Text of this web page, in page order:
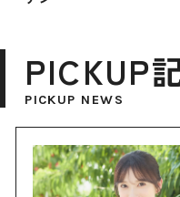
PICKUP
PICKUP NEWS